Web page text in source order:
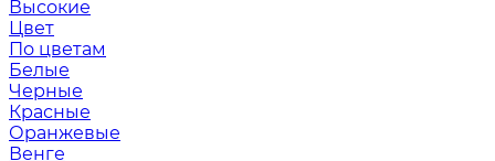
Высокие
Цвет
По цветам
Белые
Черные
Красные
Оранжевые
Венге